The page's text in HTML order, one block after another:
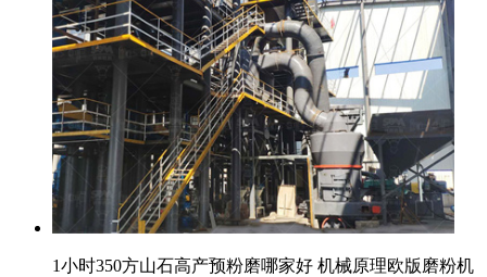
1小时350方山石高产预粉磨哪家好 机械原理欧版磨粉机